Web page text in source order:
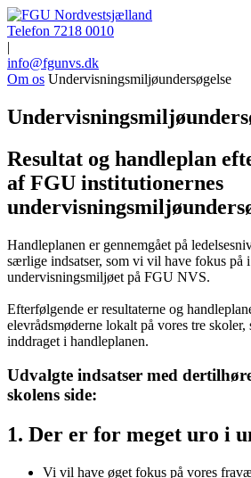
Telefon 7218 0010
|
info@fgunvs.dk
Om os Undervisningsmiljøundersøgelse
Resultat og handleplan
af FGU institutionernes
Handleplanen er gennemgået på
særlige indsatser, som vi vil have fokus på
undervisningsmiljøet på FGU NVS.
Efterfølgende er resultaterne og
elevrådsmøderne lokalt på vores tre skoler,
inddraget i handleplanen.
Udvalgte indsatser med
skolens side:
1. Der er for meget uro i
Vi vil have øget fokus på vores